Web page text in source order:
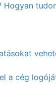
Hogyan
a cég